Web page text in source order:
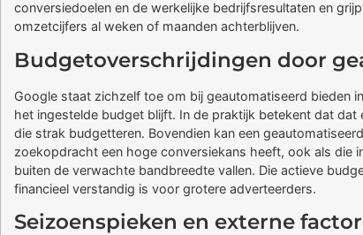
conversiedoelen en de werkelijke bedrijfsresultaten en
omzetcijfers al weken of maanden achterblijven.
Budgetoverschrijdingen door
Google staat zichzelf toe om bij geautomatiseerd bieden
het ingestelde budget blijft. In de praktijk betekent dat
die strak budgetteren. Bovendien kan een
zoekopdracht een hoge conversiekans heeft, ook als die
buiten de verwachte bandbreedte vallen. Die actieve
financieel verstandig is voor grotere adverteerders.
Seizoenspieken en externe